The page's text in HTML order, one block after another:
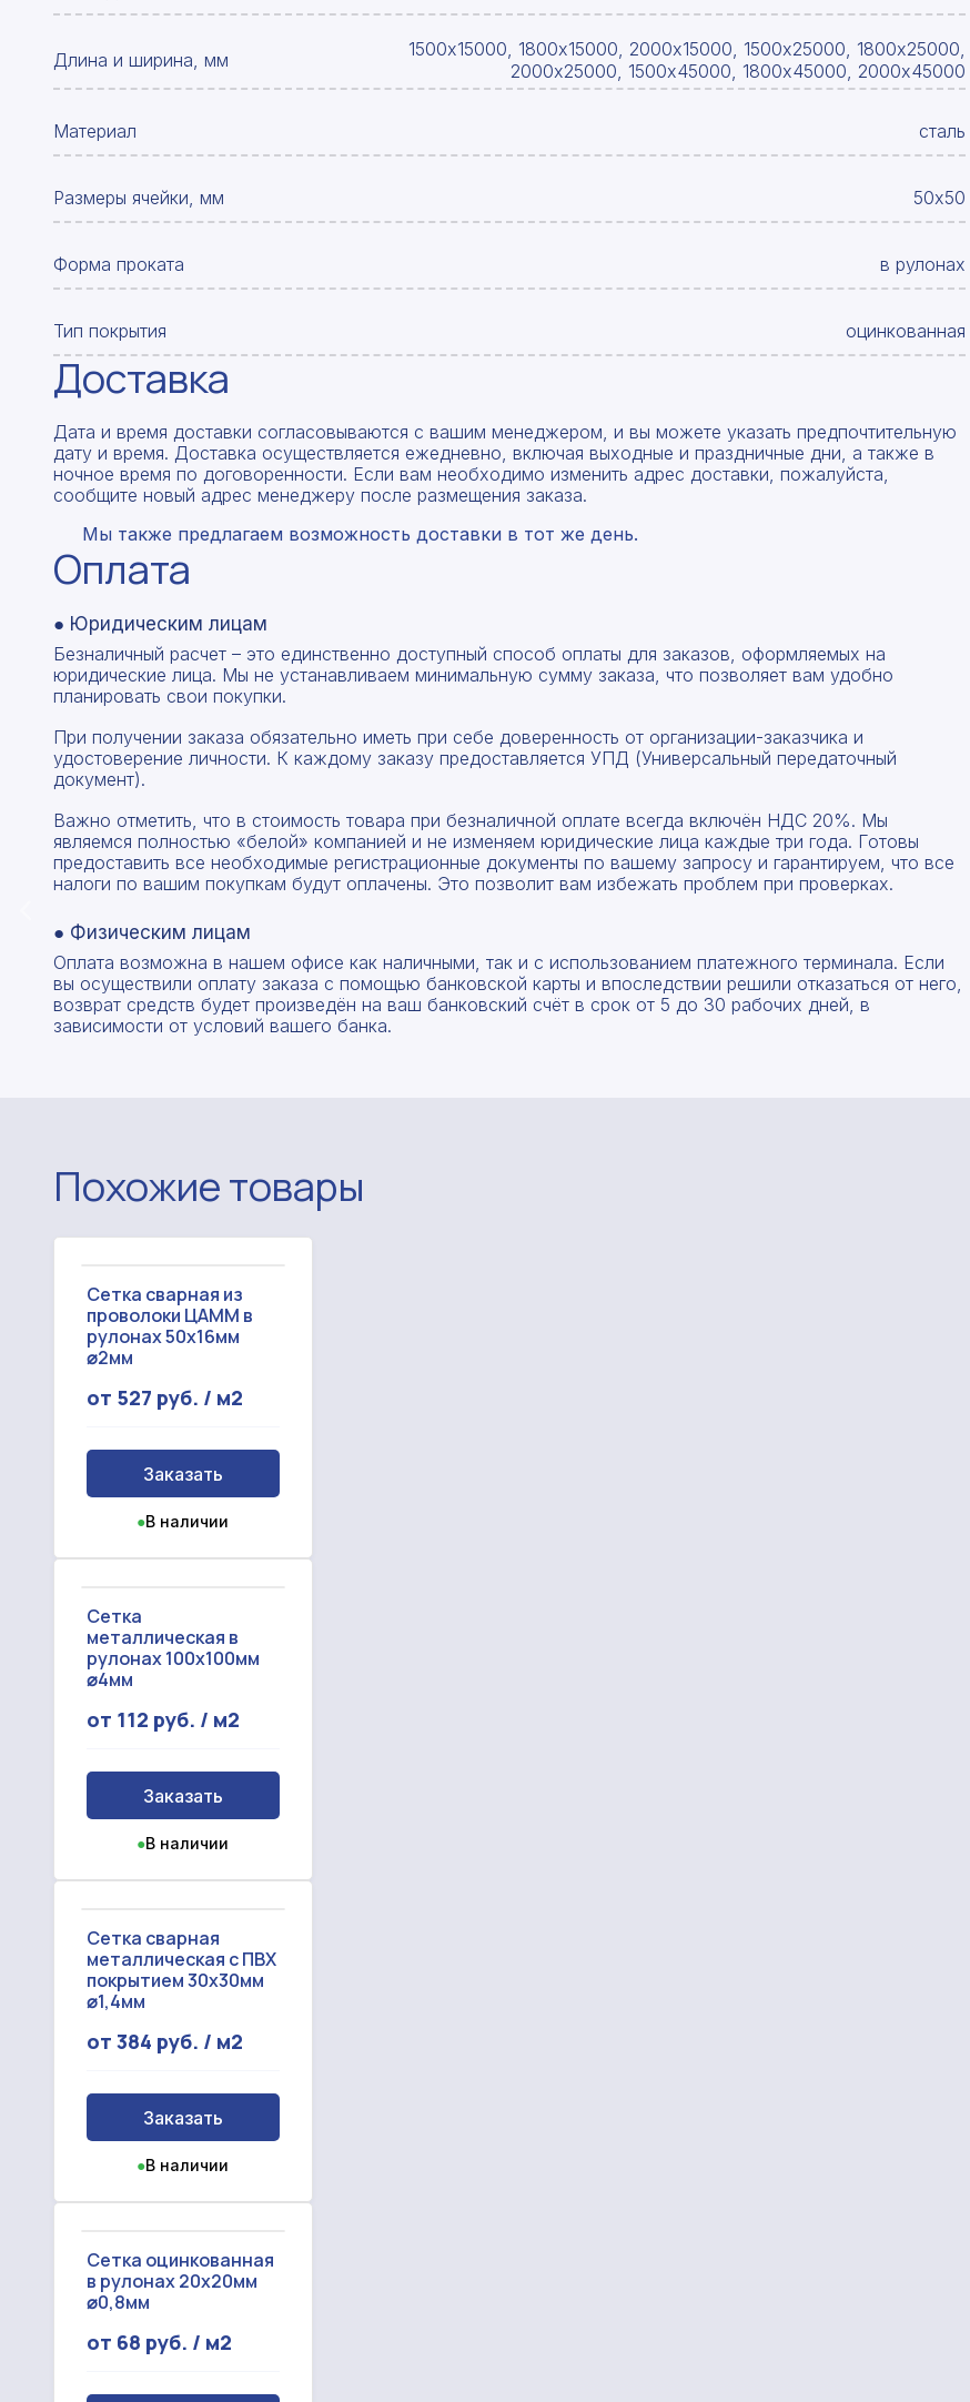
Длина и ширина, мм
1500х15000, 1800х15000, 2000х15000, 1500х25000, 1800х25000,
2000х25000, 1500х45000, 1800х45000, 2000х45000
Материал сталь
Размеры ячейки, мм 50х50
Форма проката в рулонах
Тип покрытия оцинкованная
Доставка
Дата и время доставки согласовываются с вашим менеджером, и вы можете указать предпочтительную
дату и время. Доставка осуществляется ежедневно, включая выходные и праздничные дни, а также в
ночное время по договоренности. Если вам необходимо изменить адрес доставки, пожалуйста,
сообщите новый адрес менеджеру после размещения заказа.
Мы также предлагаем возможность доставки в тот же день.
Оплата
● Юридическим лицам
Безналичный расчет – это единственно доступный способ оплаты для заказов, оформляемых на
юридические лица. Мы не устанавливаем минимальную сумму заказа, что позволяет вам удобно
планировать свои покупки.
При получении заказа обязательно иметь при себе доверенность от организации-заказчика и
удостоверение личности. К каждому заказу предоставляется УПД (Универсальный передаточный
документ).
Важно отметить, что в стоимость товара при безналичной оплате всегда включён НДС 20%. Мы
являемся полностью «белой» компанией и не изменяем юридические лица каждые три года. Готовы
предоставить все необходимые регистрационные документы по вашему запросу и гарантируем, что все
налоги по вашим покупкам будут оплачены. Это позволит вам избежать проблем при проверках.
● Физическим лицам
Оплата возможна в нашем офисе как наличными, так и с использованием платежного терминала. Если
вы осуществили оплату заказа с помощью банковской карты и впоследствии решили отказаться от него,
возврат средств будет произведён на ваш банковский счёт в срок от 5 до 30 рабочих дней, в
зависимости от условий вашего банка.
Похожие товары
Сетка сварная из
проволоки ЦАММ в
рулонах 50х16мм
⌀2мм
от 527 руб. / м2
Заказать
●В наличии
Сетка
металлическая в
рулонах 100х100мм
⌀4мм
от 112 руб. / м2
Заказать
●В наличии
Сетка сварная
металлическая с ПВХ
покрытием 30х30мм
⌀1,4мм
от 384 руб. / м2
Заказать
●В наличии
Сетка оцинкованная
в рулонах 20х20мм
⌀0,8мм
от 68 руб. / м2
Заполните форму ниже, чтобы получить точный
Мы свяжемся с вами в ближайшее время!
Предоставим бесплатную консультацию по нашим
товарам и актуальным ценам на металлопрокат
С вами свяжется наш менеджер.
Произошла ошибка.